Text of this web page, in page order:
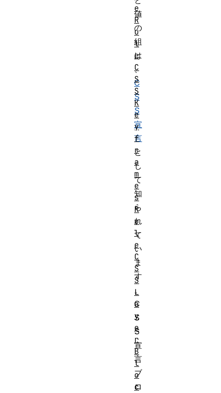
値
の
組
は
、
C
S
S
宣
言
と
し
て
知
ら
れ
て
い
ま
す
。
C
S
S
宣
言
ブ
ロ
e
R
u
l
e
C
S
S
K
e
y
f
r
a
m
e
s
R
u
l
e
C
S
S
L
a
y
e
r
B
l
o
c